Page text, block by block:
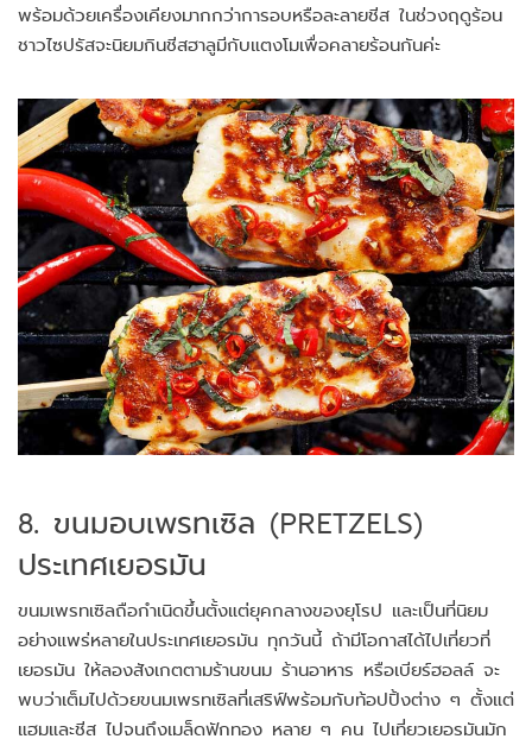
พร้อมด้วยเครื่องเคียงมากกว่าการอบหรือละลายชีส ในช่วงฤดูร้อน
ชาวไซปรัสจะนิยมกินชีสฮาลูมีกับแตงโมเพื่อคลายร้อนกันค่ะ
8. ขนมอบเพรทเซิล (PRETZELS)
ประเทศเยอรมัน
ขนมเพรทเซิลถือกำเนิดขึ้นตั้งแต่ยุคกลางของยุโรป และเป็นที่นิยม
อย่างแพร่หลายในประเทศเยอรมัน ทุกวันนี้ ถ้ามีโอกาสได้ไปเที่ยวที่
เยอรมัน ให้ลองสังเกตตามร้านขนม ร้านอาหาร หรือเบียร์ฮอลล์ จะ
พบว่าเต็มไปด้วยขนมเพรทเซิลที่เสริฟ์พร้อมกับท้อปปิ้งต่าง ๆ ตั้งแต่
แฮมและชีส ไปจนถึงเมล็ดฟักทอง หลาย ๆ คน ไปเที่ยวเยอรมันมัก